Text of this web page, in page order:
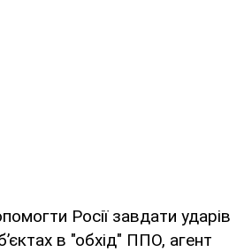
Росії завдати ударів
в "обхід" ППО, агент